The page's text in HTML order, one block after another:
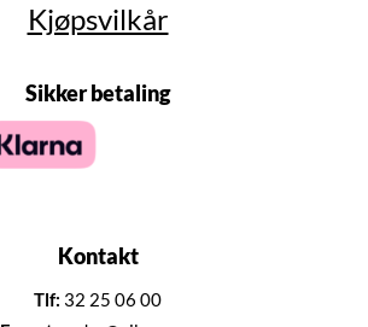
Kjøpsvilkår
Sikker betaling
Kontakt
Tlf: 32 25 06 00